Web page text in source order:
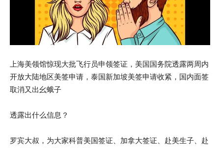
上海美领馆惊现大批飞行员申领签证，美国国务院透露两周内
开放大陆地区美签申请，泰国新加坡美签申请收紧，国内面签
取消又出幺蛾子
透露出什么信息？
罗宾大叔，为大家科普美国签证、加拿大签证、赴美生子、赴